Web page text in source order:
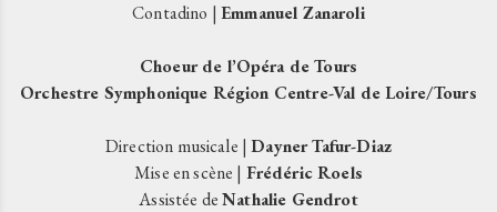
Contadino |Emmanuel Zanaroli
Choeur de l’Opéra de Tours
Orchestre Symphonique Région Centre-Val de Loire/Tours
Direction musicale |Dayner Tafur-Diaz
Mise en scène | Frédéric Roels
Assistée deNathalie Gendrot